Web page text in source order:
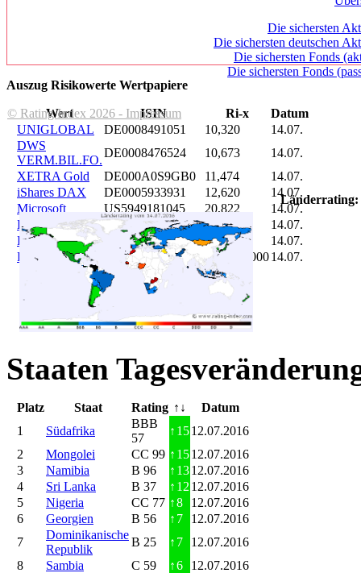
Die sichersten
Die sichersten deutschen
Die sichersten Fonds
Die sichersten Fonds
© Rating Index 2026 - Impressum
Auszug Risikowerte Wertpapiere
Wert ISIN Ri-x
Datum
UNIGLOBAL
DE0008491051 10,320
14.07.
DWS
VERM.BIL.FO.
DE0008476524 10,673
14.07.
XETRA Gold
DE000A0S9GB0 11,474
14.07.
iShares DAX
DE0005933931 12,620
14.07.
Microsoft
US5949181045 20,822
14.07.
DAIMLER
DE0007100000 46,047
14.07.
Brent Oil
DE000A0KRKM571,382
14.07.
Bitcoin
BITCOIN 185.899,00014.07.
Länderrating:
Staaten
Platz Staat Rating ↑↓
Datum
1
Südafrika
BBB
57
↑ 1512.07.2016
2
Mongolei CC 99 ↑ 1512.07.2016
3
Namibia B 96 ↑ 1312.07.2016
4
Sri Lanka B 37 ↑ 12 12.07.2016
5
Nigeria CC 77 ↑8
12.07.2016
6
Georgien B 56 ↑ 7
12.07.2016
7
Dominikanische
Republik
B 25 ↑ 7
12.07.2016
8
Sambia C 59 ↑6
12.07.2016